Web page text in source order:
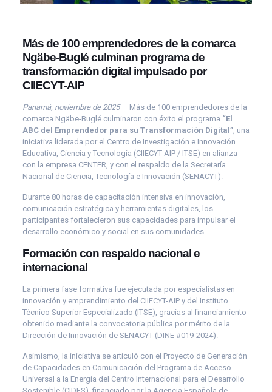
Más de 100 emprendedores de la comarca
Ngäbe-Buglé culminan programa de
transformación digital impulsado por
CIIECYT-AIP
Panamá, noviembre de 2025— Más de 100 emprendedores de la
comarca Ngäbe-Buglé culminaron con éxito el programa “El
ABC del Emprendedor para su Transformación Digital”, una
iniciativa liderada por el Centro de Investigación e Innovación
Educativa, Ciencia y Tecnología (CIIECYT-AIP / ITSE) en alianza
con la empresa CENTER, y con el respaldo de la Secretaría
Nacional de Ciencia, Tecnología e Innovación (SENACYT).
Durante 80 horas de capacitación intensiva en innovación,
comunicación estratégica y herramientas digitales, los
participantes fortalecieron sus capacidades para impulsar el
desarrollo económico y social en sus comunidades.
Formación con respaldo nacional e
internacional
La primera fase formativa fue ejecutada por especialistas en
innovación y emprendimiento del CIIECYT-AIP y del Instituto
Técnico Superior Especializado (ITSE), gracias al financiamiento
obtenido mediante la convocatoria pública por mérito de la
Dirección de Innovación de SENACYT (DINE #019-2024).
Asimismo, la iniciativa se articuló con el Proyecto de Generación
de Capacidades en Comunicación del Programa de Acceso
Universal a la Energía del Centro Internacional para el Desarrollo